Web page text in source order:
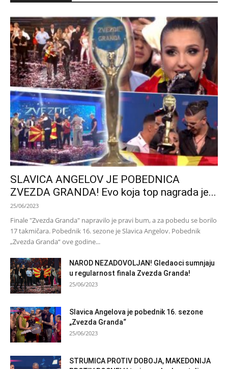
SLAVICA ANGELOV JE POBEDNICA
ZVEZDA GRANDA! Evo koja top nagrada je...
25/06/2023
Finale "Zvezda Granda" napravilo je pravi bum, a za pobedu se borilo
17 takmičara. Pobednik 16. sezone je Slavica Angelov. Pobednik
„Zvezda Granda“ ove godine...
NAROD NEZADOVOLJAN! Gledaoci sumnjaju
u regularnost finala Zvezda Granda!
25/06/2023
Slavica Angelova je pobednik 16. sezone
„Zvezda Granda“
25/06/2023
STRUMICA PROTIV DOBOJA, MAKEDONIJA